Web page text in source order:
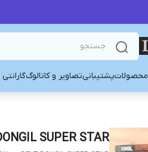
پشتیبانیتصاویر و کاتالوگ
SUPER STAR